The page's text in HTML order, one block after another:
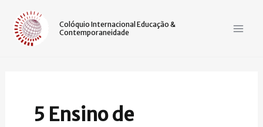
para
Colóquio Internacional Educação &
Contemporaneidade
5 Ensino de